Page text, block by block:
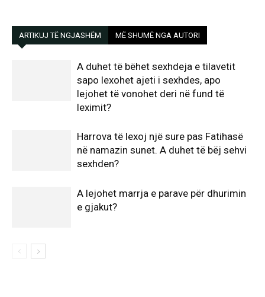
ARTIKUJ TË NGJASHËM MË SHUMË NGA AUTORI
A duhet të bëhet sexhdeja e tilavetit
sapo lexohet ajeti i sexhdes, apo
lejohet të vonohet deri në fund të
leximit?
Harrova të lexoj një sure pas Fatihasë
në namazin sunet. A duhet të bëj sehvi
sexhden?
A lejohet marrja e parave për dhurimin
e gjakut?